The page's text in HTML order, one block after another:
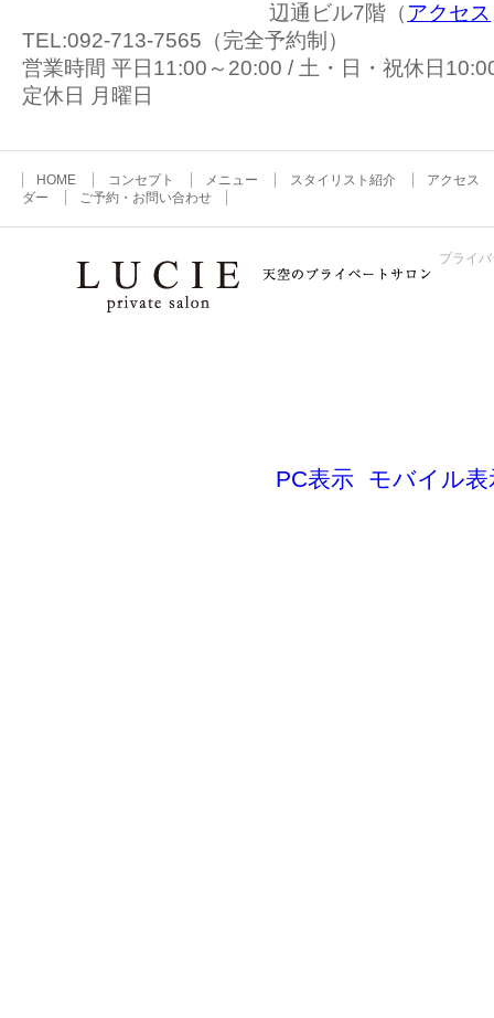
辺通ビル7階（ アクセス
TEL:092-713-7565（完全予約制）
営業時間 平日11:00～20:00 / 土・日・祝休日
定休日 月曜日
HOME コンセプト メニュー スタイリスト紹介
アクセス
ダー
ご予約・お問い合わせ
プライ
PC表示 モバイル表